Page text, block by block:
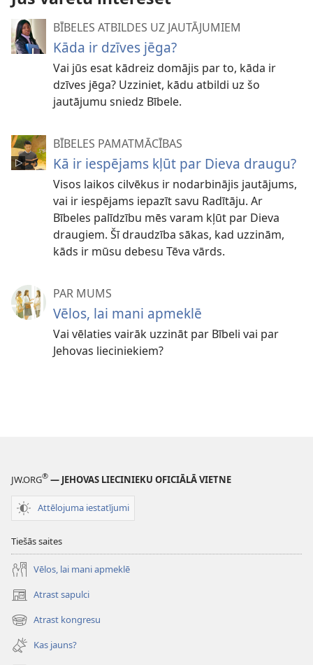
BĪBELES ATBILDES UZ JAUTĀJUMIEM
Kāda ir dzīves jēga?
Vai jūs esat kādreiz domājis par to, kāda ir
dzīves jēga? Uzziniet, kādu atbildi uz šo
jautājumu sniedz Bībele.
BĪBELES PAMATMĀCĪBAS
Kā ir iespējams kļūt par Dieva draugu?
Visos laikos cilvēkus ir nodarbinājis jautājums,
vai ir iespējams iepazīt savu Radītāju. Ar
Bībeles palīdzību mēs varam kļūt par Dieva
draugiem. Šī draudzība sākas, kad uzzinām,
kāds ir mūsu debesu Tēva vārds.
PAR MUMS
Vēlos, lai mani apmeklē
Vai vēlaties vairāk uzzināt par Bībeli vai par
Jehovas lieciniekiem?
JW.ORG® — JEHOVAS LIECINIEKU OFICIĀLĀ VIETNE
Attēlojuma iestatījumi
Tiešās saites
Vēlos, lai mani apmeklē
Atrast sapulci
(opens
new
window)
Atrast kongresu
(opens
new
window)
Kas jauns?